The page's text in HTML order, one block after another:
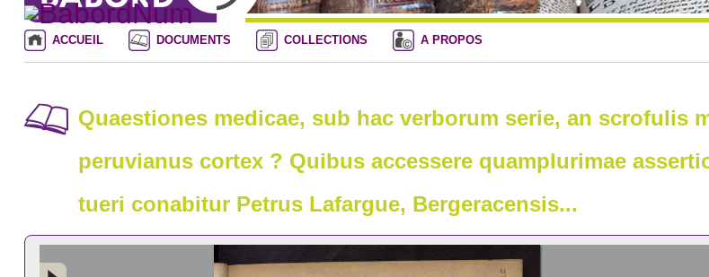
ACCUEIL DOCUMENTS COLLECTIONS A PROPOS
Quaestiones medicae, sub hac verborum serie, an scrofulis
peruvianus cortex ? Quibus accessere quamplurimae
tueri conabitur Petrus Lafargue, Bergeracensis...